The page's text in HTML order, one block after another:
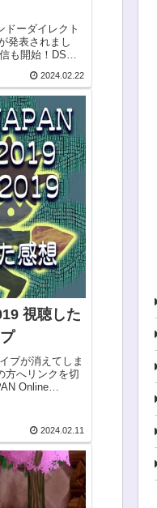
ドーダイレクト
発表されまし
も開始！DS版
との違いや、追
ったこと...
2024.02.22
視聴した
ブが消えてしま
方へリンクを切
Online
2024.02.11